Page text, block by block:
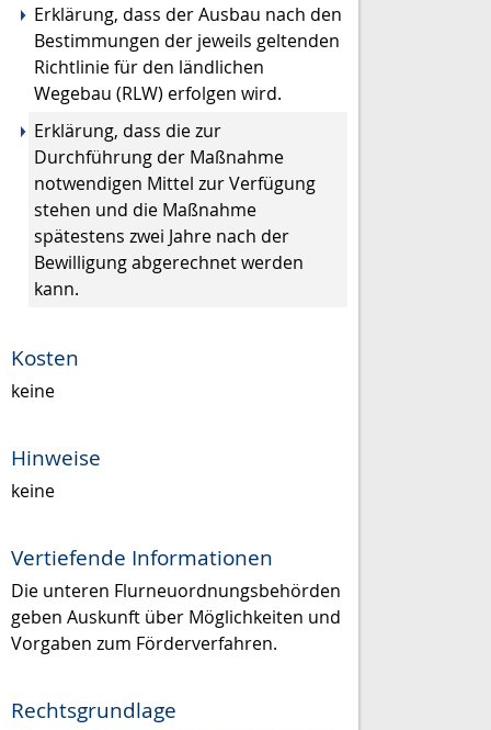
Erklärung, dass der Ausbau nach den
Bestimmungen der jeweils geltenden
Richtlinie für den ländlichen
Wegebau (RLW) erfolgen wird.
Erklärung, dass die zur
Durchführung der Maßnahme
notwendigen Mittel zur Verfügung
stehen und die Maßnahme
spätestens zwei Jahre nach der
Bewilligung abgerechnet werden
kann.
Kosten
keine
Hinweise
keine
Vertiefende Informationen
Die unteren Flurneuordnungsbehörden
geben Auskunft über Möglichkeiten und
Vorgaben zum Förderverfahren.
Rechtsgrundlage